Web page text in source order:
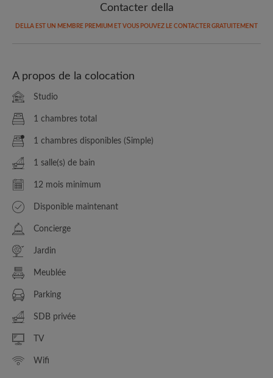
Contacter della
DELLA EST UN MEMBRE PREMIUM ET VOUS POUVEZ LE CONTACTER GRATUITEMENT
A propos de la colocation
Studio
1 chambres total
1 chambres disponibles (Simple)
1 salle(s) de bain
12 mois minimum
Disponible maintenant
Concierge
Jardin
Meublée
Parking
SDB privée
TV
Wifi